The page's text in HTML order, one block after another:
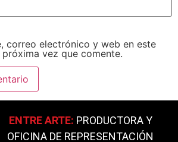
correo electrónico y web en este
vez que comente.
ENTRE ARTE: PRODUCTORA Y
OFICINA DE REPRESENTACIÓN